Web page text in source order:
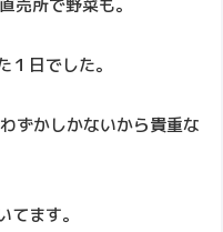
売所で野菜も。
日でした。
ずかしかないから貴重な
ます。